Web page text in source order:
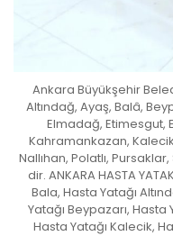
Ankara Büyükşehir
Altındağ, Ayaş, Balâ,
Elmadağ, Etimesgut,
Kahramankazan,
Nallıhan, Polatlı,
dir. ANKARA HASTA
Bala, Hasta Yatağı
Yatağı Beypazarı, Hasta
Hasta Yatağı Kalecik,